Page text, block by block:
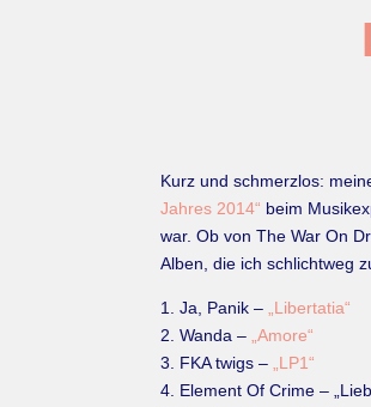
Kurz und schmerzlos:
Jahres 2014“ beim
war. Ob von The War On
Alben, die ich schlichtweg
1. Ja, Panik –
„Libertatia“
2. Wanda – „Amore“
3. FKA twigs –
„LP1“
4. Element Of Crime –